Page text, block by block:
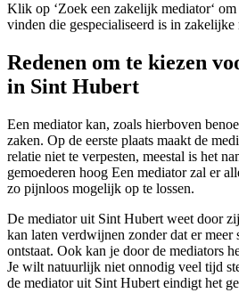
Klik op ‘Zoek een zakelijk mediator‘ om
vinden die gespecialiseerd is in
Redenen om te kiezen
in Sint Hubert
Een mediator kan, zoals hierboven
zaken. Op de eerste plaats maakt de
relatie niet te verpesten, meestal is het
gemoederen hoog Een mediator zal er
zo pijnloos mogelijk op te lossen.
De mediator uit Sint Hubert weet door
kan laten verdwijnen zonder dat er meer
ontstaat. Ook kan je door de mediators
Je wilt natuurlijk niet onnodig veel tijd
de mediator uit Sint Hubert eindigt het